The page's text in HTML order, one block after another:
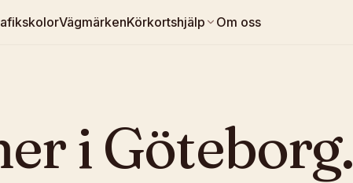
VägmärkenKörkortshjälp Om oss
iGöteborg.